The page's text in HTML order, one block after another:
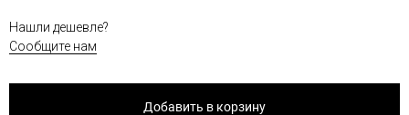
Нашли дешевле?
Сообщите нам
Добавить в корзину